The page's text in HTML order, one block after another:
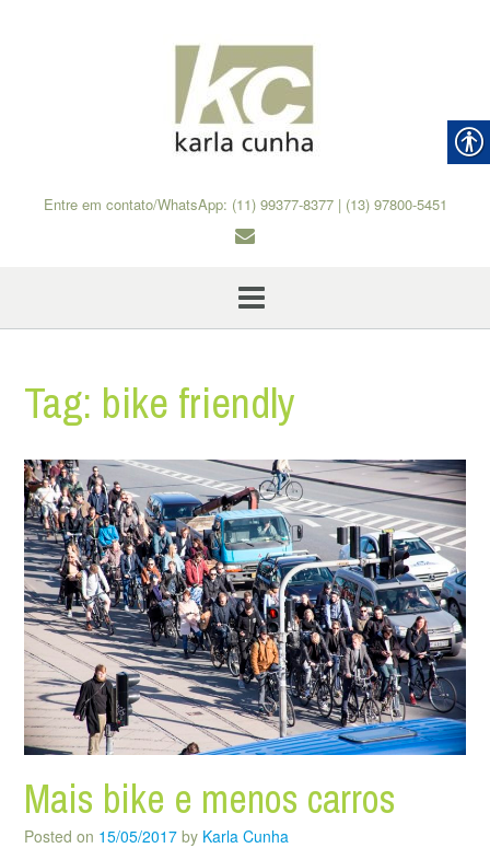
Entre em contato/WhatsApp: (11) 99377-8377 | (13) 97800-5451
Tag: bike friendly
Mais bike e menos carros
Posted on 15/05/2017 by Karla Cunha